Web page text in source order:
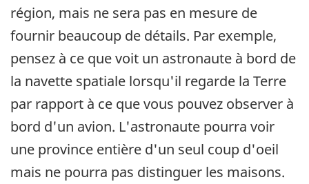
région, mais ne sera pas en mesure de
fournir beaucoup de détails. Par exemple,
pensez à ce que voit un astronaute à bord de
la navette spatiale lorsqu'il regarde la Terre
par rapport à ce que vous pouvez observer à
bord d'un avion. L'astronaute pourra voir
une province entière d'un seul coup d'oeil
mais ne pourra pas distinguer les maisons.